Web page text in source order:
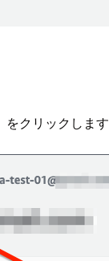
をクリックしま